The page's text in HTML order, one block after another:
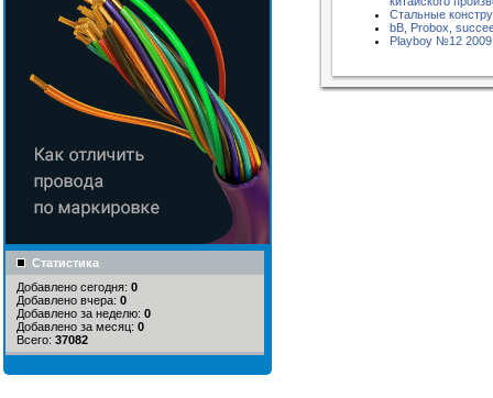
Статистика
Добавлено сегодня: 0
Добавлено вчера: 0
Добавлено за неделю: 0
Добавлено за месяц: 0
Всего: 37082
Стальные
bB, Probox,
Playboy №12 2009